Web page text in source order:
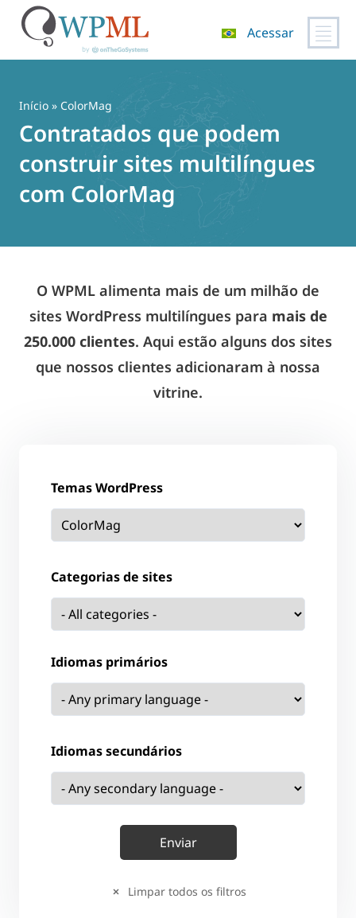
Acessar
Início » ColorMag
Contratados que podem
construir sites multilíngues
com ColorMag
O WPML alimenta mais de um milhão de
sites WordPress multilíngues para mais de
250.000 clientes. Aqui estão alguns dos sites
que nossos clientes adicionaram à nossa
vitrine.
Temas WordPress
Categorias de sites
Idiomas primários
Idiomas secundários
Limpar todos os filtros